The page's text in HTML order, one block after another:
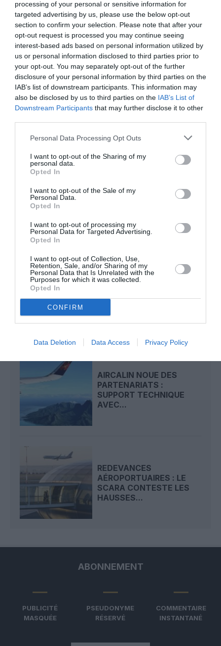
processing of your personal or sensitive information for
targeted advertising by us, please use the below opt-out
section to confirm your selection. Please note that after your
opt-out request is processed you may continue seeing
interest-based ads based on personal information utilized by
us or personal information disclosed to third parties prior to
your opt-out. You may separately opt-out of the further
disclosure of your personal information by third parties on the
IAB’s list of downstream participants. This information may
also be disclosed by us to third parties on the IAB’s List of
Downstream Participants that may further disclose it to other
Personal Data Processing Opt Outs
I want to opt-out of the Sharing of my
personal data.
Opted In
I want to opt-out of the Sale of my
Personal Data.
Opted In
I want to opt-out of processing my
Personal Data for Targeted Advertising.
Opted In
I want to opt-out of Collection, Use,
Retention, Sale, and/or Sharing of my
Personal Data that Is Unrelated with the
Purposes for which it was collected.
Opted In
CONFIRM
Data Deletion Data Access Privacy Policy
DERNIERS COMMENTAIRES
atplhkt a commenté l'article :
Contrôles aux frontières entre l’Espagne et l’Italie : des
arrivées plus longues, des correspondances à risque
Manfoua commenté l'article :
Pyramides, croisières et mer Rouge : l’Égypte mise sur
une saison record malgré le contexte géopolitique
Air Corsica
POINTE‑À‑PITRE –
FRANCE OUVRE UN
AIRCALIN NOUE DES
PARTENARIATS :
SUPPORT TECHNIQUE
AVEC...
REDEVANCES
AÉROPORTUAIRES : LE
SCARA CONTESTE LES
HAUSSES...
ABONNEMENT
PUBLICITÉ
MASQUÉE
PSEUDONYME
RÉSERVÉ
COMMENTAIRE
INSTANTANÉ